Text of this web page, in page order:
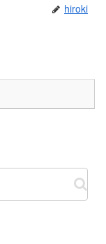
hiroki